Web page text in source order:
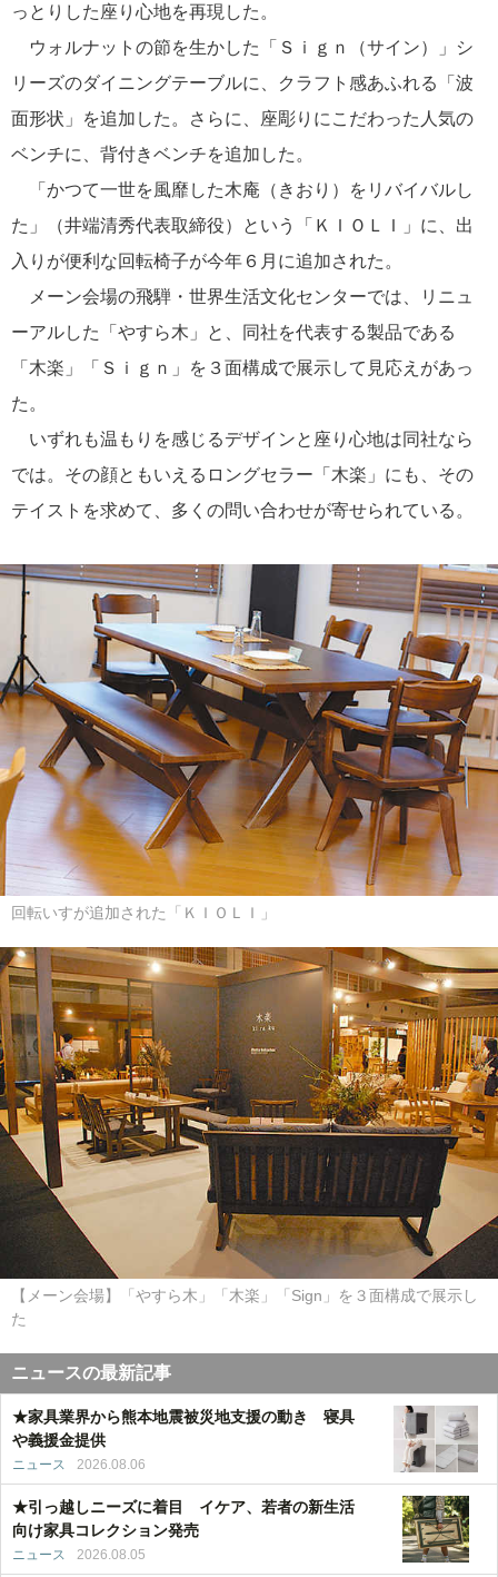
っとりした座り心地を再現した。
ウォルナットの節を生かした「Ｓｉｇｎ（サイン）」シ
リーズのダイニングテーブルに、クラフト感あふれる「波
面形状」を追加した。さらに、座彫りにこだわった人気の
ベンチに、背付きベンチを追加した。
「かつて一世を風靡した木庵（きおり）をリバイバルし
た」（井端清秀代表取締役）という「ＫＩＯＬＩ」に、出
入りが便利な回転椅子が今年６月に追加された。
メーン会場の飛騨・世界生活文化センターでは、リニュ
ーアルした「やすら木」と、同社を代表する製品である
「木楽」「Ｓｉｇｎ」を３面構成で展示して見応えがあっ
た。
いずれも温もりを感じるデザインと座り心地は同社なら
では。その顔ともいえるロングセラー「木楽」にも、その
テイストを求めて、多くの問い合わせが寄せられている。
回転いすが追加された「ＫＩＯＬＩ」
【メーン会場】「やすら木」「木楽」「Sign」を３面構成で展示し
た
ニュースの最新記事
★家具業界から熊本地震被災地支援の動き 寝具
や義援金提供
ニュース 2026.08.06
★引っ越しニーズに着目 イケア、若者の新生活
向け家具コレクション発売
ニュース 2026.08.05